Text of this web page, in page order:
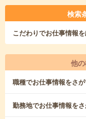
検索
こだわりでお仕事情報
他
職種でお仕事情報をさ
勤務地でお仕事情報を